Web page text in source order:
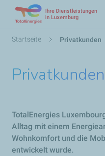
Ihre Dienstleistungen
in Luxemburg
Pfadnavigation
Startseite Privatkunden
Privatkunden
TotalEnergies
Alltag mit einem
Wohnkomfort und die
entwickelt wurde.